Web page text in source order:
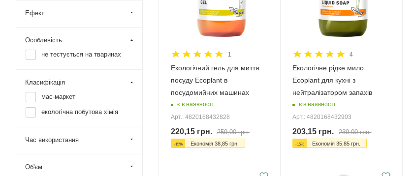
1
Екологічний гель для миття
посуду Ecoplant в
посудомийних машинах
є в наявності
Арт.: 4820168432828
220,15 грн. 259,00грн.
-15% Економія 38,85 грн.
4
Екологічне рідке мило
Ecoplant для кухні з
нейтралізатором запахів
є в наявності
Арт.: 4820168432903
203,15 грн. 239,00грн.
-15% Економія35,85 грн.
Ефект
Особливість
не тестується на тваринах
Класифікація
мас-маркет
екологічна побутова хімія
Час використання
Об'єм